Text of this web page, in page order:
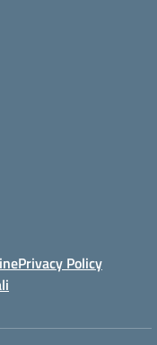
Privacy Policy